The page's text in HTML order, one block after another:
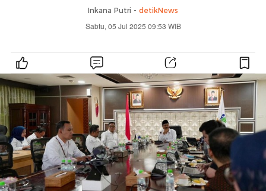
Inkana Putri - detikNews
Sabtu, 05 Jul 2025 09:53 WIB